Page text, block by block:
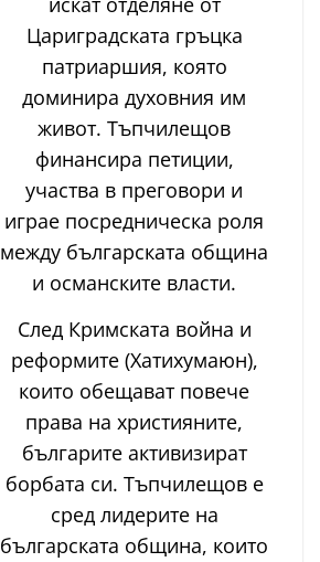
Цариградската гръцка
патриаршия, която
доминира духовния им
живот. Тъпчилещов
финансира петиции,
участва в преговори и
играе посредническа роля
между българската община
и османските власти.
След Кримската война и
реформите (Хатихумаюн),
които обещават повече
права на християните,
българите активизират
борбата си. Тъпчилещов е
сред лидерите на
българската община, които